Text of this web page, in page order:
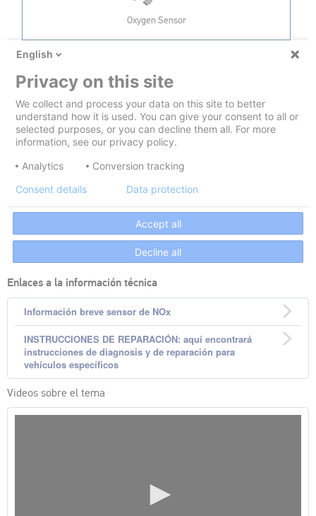
Enlaces a la información técnica
Información breve sensor de NOx
INSTRUCCIONES DE REPARACIÓN: aquí encontrará
instrucciones de diagnosis y de reparación para
vehículos específicos
Videos sobre el tema